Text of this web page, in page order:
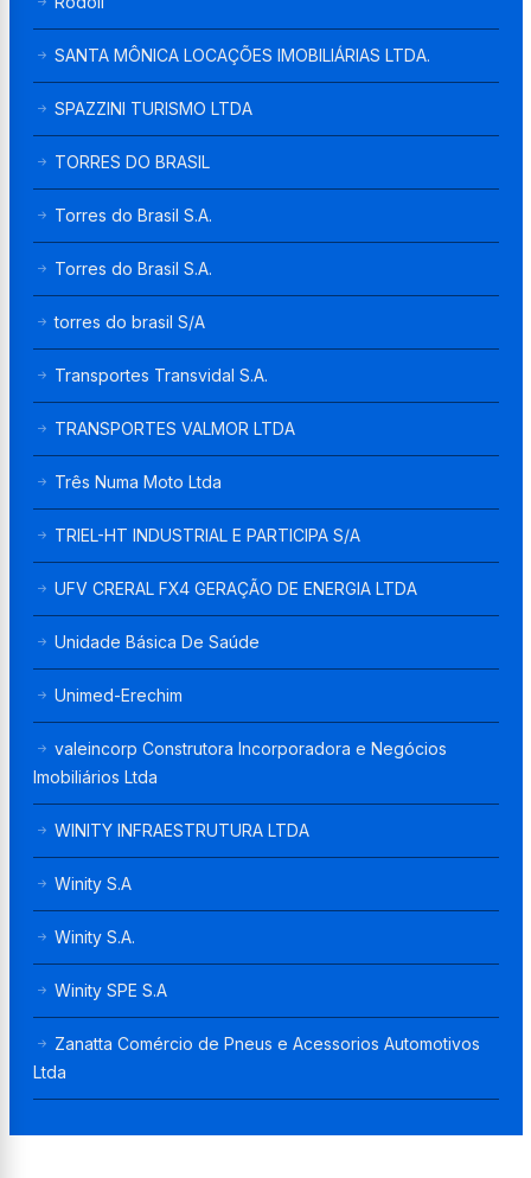
SANTA MÔNICA LOCAÇÕES IMOBILIÁRIAS LTDA.
SPAZZINI TURISMO LTDA
TORRES DO BRASIL
Torres do Brasil S.A.
Torres do Brasil S.A.
torres do brasil S/A
Transportes Transvidal S.A.
TRANSPORTES VALMOR LTDA
Três Numa Moto Ltda
TRIEL-HT INDUSTRIAL E PARTICIPA S/A
UFV CRERAL FX4 GERAÇÃO DE ENERGIA LTDA
Unidade Básica De Saúde
Unimed-Erechim
valeincorp Construtora Incorporadora e Negócios
Imobiliários Ltda
WINITY INFRAESTRUTURA LTDA
Winity S.A
Winity S.A.
Winity SPE S.A
Zanatta Comércio de Pneus e Acessorios Automotivos
Ltda